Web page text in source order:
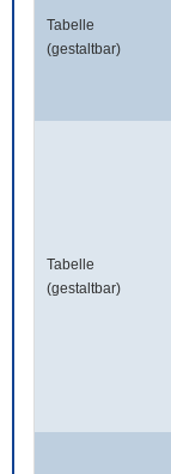
Tabelle
(gestaltbar)
Tabelle
(gestaltbar)